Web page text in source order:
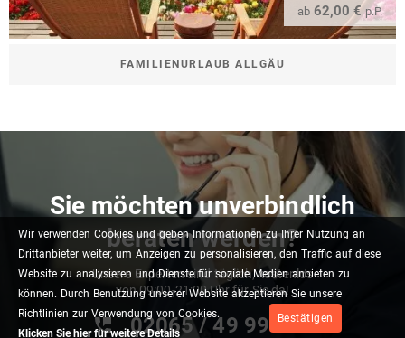
Wir verwenden Cookies und geben Informationen zu Ihrer Nutzung an
Drittanbieter weiter, um Anzeigen zu personalisieren, den Traffic auf diese
Website zu analysieren und Dienste für soziale Medien anbieten zu
können. Durch Benutzung unserer Website akzeptieren Sie unsere
Richtlinien zur Verwendung von Cookies.
Klicken Sie hier für weitere Details
Bestätigen
ab 62,00 €p.P.
FAMILIENURLAUB ALLGÄU
Sie möchten unverbindlich
beraten werden?
Unsere Experten sind täglich, kostenlos
von 09:00-21:00 Uhr für Sie da!
02065 / 49 ‌99 116